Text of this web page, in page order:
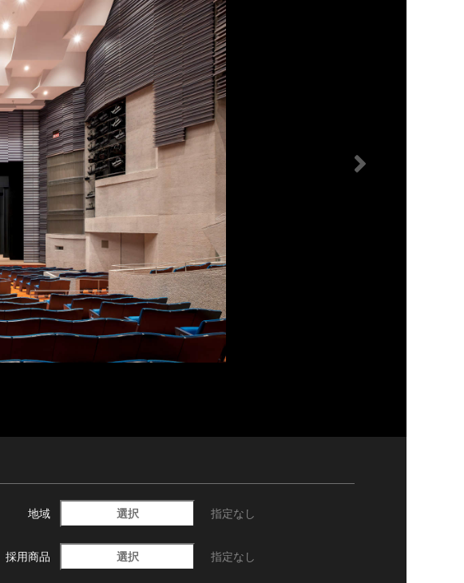
地域 選択 指定なし
採用商品 選択 指定なし